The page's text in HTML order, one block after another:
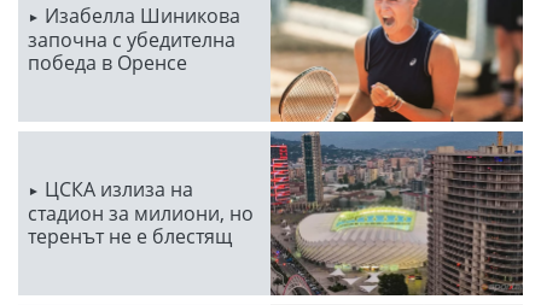
Изабелла Шиникова
започна с убедителна
победа в Оренсе
ЦСКА излиза на
стадион за милиони, но
теренът не е блестящ